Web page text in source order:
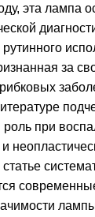
эта лампа
за
при